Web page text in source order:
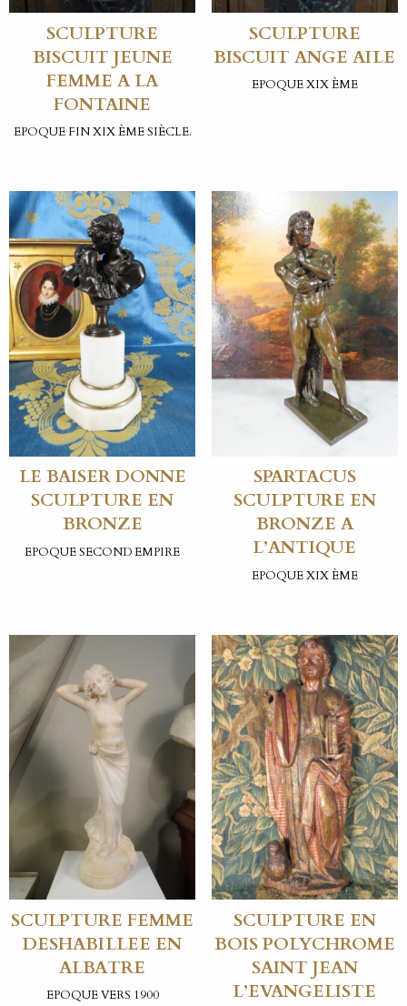
SCULPTURE
BISCUIT JEUNE
FEMME A LA
FONTAINE
EPOQUE FIN XIX ÈME SIÈCLE.
SCULPTURE
BISCUIT ANGE AILE
EPOQUE XIX ÈME
LE BAISER DONNE
SCULPTURE EN
BRONZE
EPOQUE SECOND EMPIRE
SPARTACUS
SCULPTURE EN
BRONZE A
L’ANTIQUE
EPOQUE XIX ÈME
SCULPTURE FEMME
DESHABILLEE EN
ALBATRE
EPOQUE VERS 1900
SCULPTURE EN
BOIS POLYCHROME
SAINT JEAN
L’EVANGELISTE